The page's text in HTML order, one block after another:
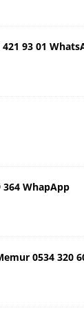
93 01
364 WhapApp
0534 320